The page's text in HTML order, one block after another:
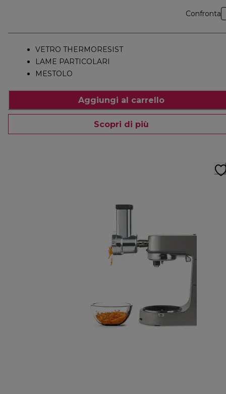
Confronta
VETRO THERMORESIST
LAME PARTICOLARI
MESTOLO
Aggiungi al carrello
Scopri di più